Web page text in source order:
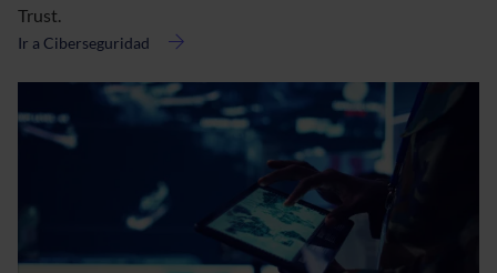
Trust.
Ir a Ciberseguridad
acerca
Ciberdefensa
y